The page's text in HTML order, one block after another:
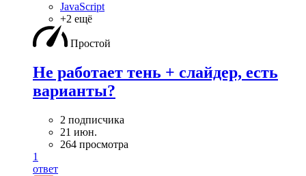
JavaScript
+2 ещё
Простой
Не работает тень + слайдер, есть
варианты?
2 подписчика
21 июн.
264 просмотра
1
ответ